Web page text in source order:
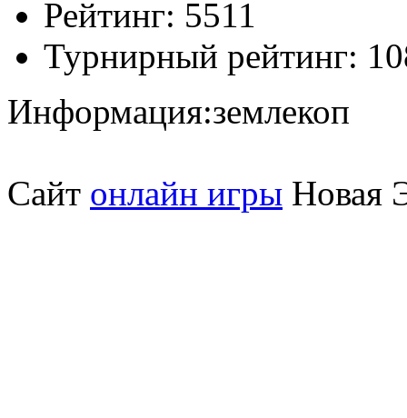
Рейтинг: 5511
Турнирный рейтинг:
Информация:землекоп
Сайт онлайн игры Новая